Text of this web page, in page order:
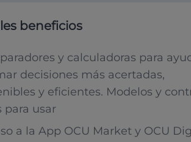
beneficios
y calculadoras para
decisiones más acertadas,
y eficientes. Modelos y
para usar
a la App OCU Market y OCU